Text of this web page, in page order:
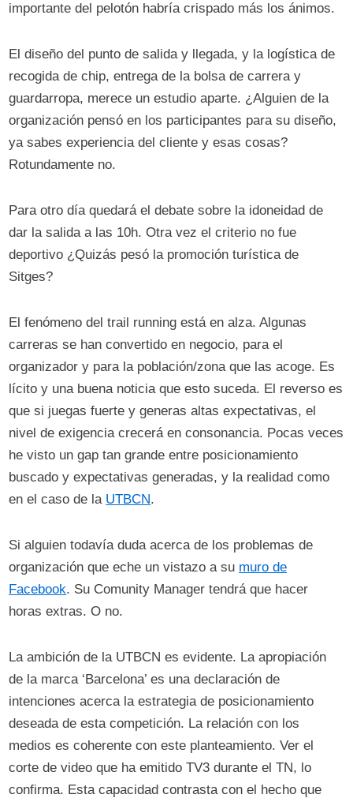
importante del pelotón habría crispado más los ánimos.
El diseño del punto de salida y llegada, y la logística de
recogida de chip, entrega de la bolsa de carrera y
guardarropa, merece un estudio aparte. ¿Alguien de la
organización pensó en los participantes para su diseño,
ya sabes experiencia del cliente y esas cosas?
Rotundamente no.
Para otro día quedará el debate sobre la idoneidad de
dar la salida a las 10h. Otra vez el criterio no fue
deportivo ¿Quizás pesó la promoción turística de
Sitges?
El fenómeno del trail running está en alza. Algunas
carreras se han convertido en negocio, para el
organizador y para la población/zona que las acoge. Es
lícito y una buena noticia que esto suceda. El reverso es
que si juegas fuerte y generas altas expectativas, el
nivel de exigencia crecerá en consonancia. Pocas veces
he visto un gap tan grande entre posicionamiento
buscado y expectativas generadas, y la realidad como
en el caso de la UTBCN.
Si alguien todavía duda acerca de los problemas de
organización que eche un vistazo a su muro de
Facebook. Su Comunity Manager tendrá que hacer
horas extras. O no.
La ambición de la UTBCN es evidente. La apropiación
de la marca ‘Barcelona’ es una declaración de
intenciones acerca la estrategia de posicionamiento
deseada de esta competición. La relación con los
medios es coherente con este planteamiento. Ver el
corte de video que ha emitido TV3 durante el TN, lo
confirma. Esta capacidad contrasta con el hecho que